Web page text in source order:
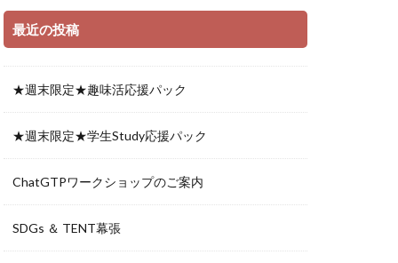
最近の投稿
★週末限定★趣味活応援パック
★週末限定★学生Study応援パック
ChatGTPワークショップのご案内
SDGs ＆ TENT幕張